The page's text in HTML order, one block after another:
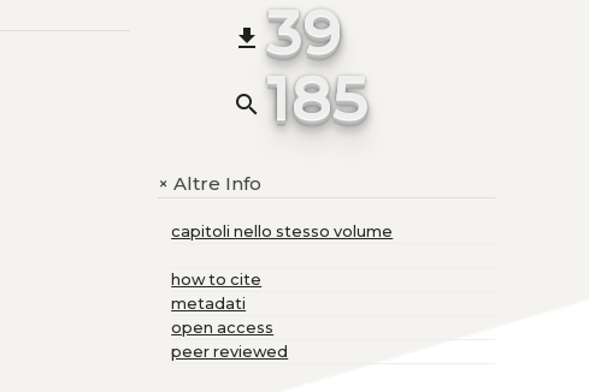
file_download 39
search 185
+Altre Info
capitoli nello stesso volume
how to cite
metadati
open access
peer reviewed